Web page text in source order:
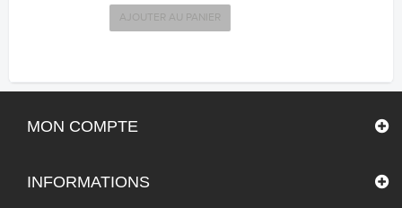
AJOUTER AU PANIER
MON COMPTE
INFORMATIONS